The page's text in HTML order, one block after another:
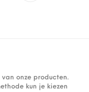
onze producten.
kun je kiezen